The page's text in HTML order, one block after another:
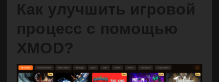
Как улучшить игровой
процесс с помощью
XMOD?